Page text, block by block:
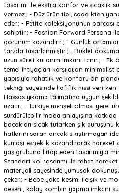
tasarımı ile ekstra konfor ve sıcaklık
vermez.; - Düz ürün tipi, sadelikten
eder.; - Petite koleksiyonunun parçası
sahiptir.; - Fashion Forward Persona
görünüm kazandırır.; - Günlük
tarzda tasarlanmıştır.; - Buklet dokuma
uzun süreli kullanım imkanı tanır.; - Ek
temel ihtiyaçları karşılayan minimalist
yapısıyla rahatlık ve konforu ön
tekniği sayesinde hafiflik hissi verirken
Hassas yıkama talimatına uygun
uzatır.; - Türkiye menşeli olması yerel
sürdürülebilir moda anlayışına
bacakları sıcak tutarken şık duruşunu
hatlarını saran ancak sıkıştırmayan
kumaşı esneklik kazandırarak hareket
yaş grubuna hitap eden tasarımıyla
Standart kol tasarımı ile rahat
materyali sayesinde yumuşak
çeker.; - Bebe yaka kesimi ile şık ve
deseni, kolay kombin yapma imkanı